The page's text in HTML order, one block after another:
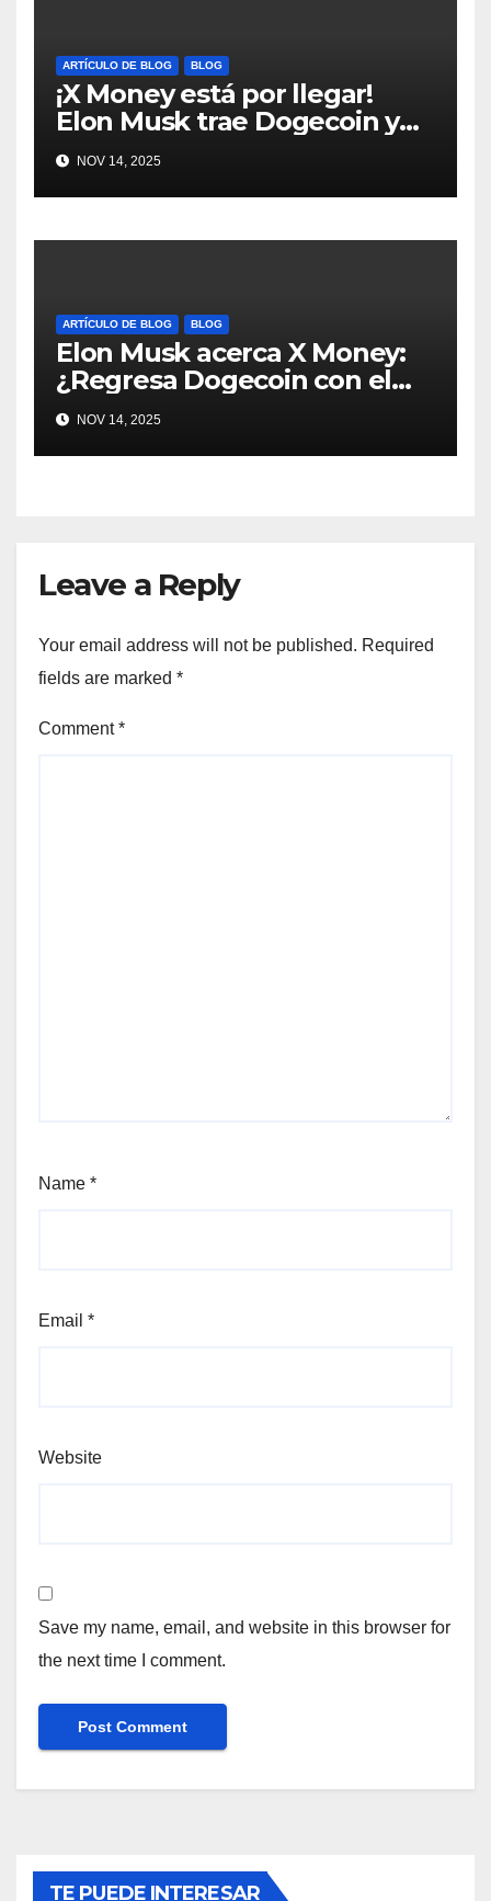
ARTÍCULO DE BLOG BLOG
¡X Money está por llegar!
Elon Musk trae Dogecoin y
más al mundo de pagos
#Crypto #Dogecoin
NOV 14, 2025
ARTÍCULO DE BLOG BLOG
Elon Musk acerca X Money:
¿Regresa Dogecoin con el
nuevo pago nativo? #Cripto
#Dogecoin
NOV 14, 2025
Leave a Reply
Your email address will not be published. Required
fields are marked *
Comment*
Name *
Email *
Website
Save my name, email, and website in this browser for
the next time I comment.
TE PUEDE INTERESAR